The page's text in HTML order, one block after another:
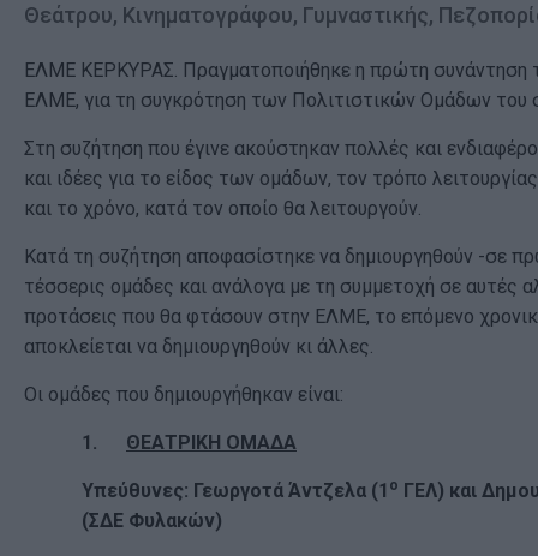
Θεάτρου, Κινηματογράφου, Γυμναστικής,
ΕΛΜΕ ΚΕΡΚΥΡΑΣ. Πραγματοποιήθηκε η πρώτη συνάντηση
ΕΛΜΕ, για τη συγκρότηση των Πολιτιστικών Ομάδων του
Στη συζήτηση που έγινε ακούστηκαν πολλές και
και ιδέες για το είδος των ομάδων, τον τρόπο
και το χρόνο, κατά τον οποίο θα λειτουργούν.
Κατά τη συζήτηση αποφασίστηκε να δημιουργηθούν -σε
τέσσερις ομάδες και ανάλογα με τη συμμετοχή σε αυτές
προτάσεις που θα φτάσουν στην ΕΛΜΕ, το επόμενο
αποκλείεται να δημιουργηθούν κι άλλες.
Οι ομάδες που δημιουργήθηκαν είναι:
1. ΘΕΑΤΡΙΚΗ ΟΜΑΔΑ
Υπεύθυνες: Γεωργοτά Άντζελα (1 ο ΓΕΛ) και
(ΣΔΕ Φυλακών)